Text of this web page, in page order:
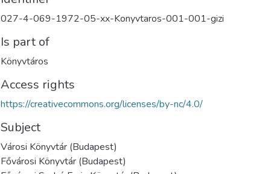
027-4-069-1972-05-xx-Konyvtaros-001-001-gizi
Is part of
Könyvtáros
Access rights
https://creativecommons.org/licenses/by-nc/4.0/
Subject
Városi Könyvtár (Budapest)
Fővárosi Könyvtár (Budapest)